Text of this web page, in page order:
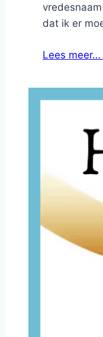
dat ik er
Lees meer…